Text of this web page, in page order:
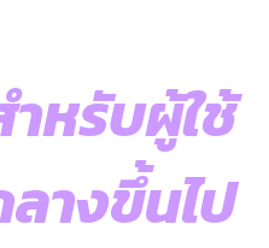
หรับผู้ใช้
างขึ้นไป